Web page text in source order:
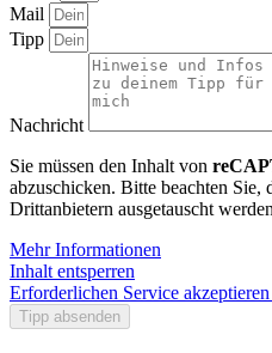
Mail
Tipp
Nachricht
Sie müssen den Inhalt von
abzuschicken. Bitte beachten Sie,
Drittanbietern ausgetauscht
Mehr Informationen
Inhalt entsperren
Erforderlichen Service
Tipp absenden